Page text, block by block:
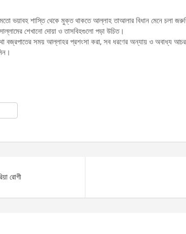
ভয়াবহ শাস্তি থেকে মুক্ত থাকতে আল্লাহ তাআলার বিধান মেনে চলা
শেখানো দোয়া ও তাসবিহগুলো পড়া উচিত।
বজ্রপাতের সময় আল্লাহর প্রশংসা করা, সব ধরণের অন্যায় ও অবাধ্য
রোগী